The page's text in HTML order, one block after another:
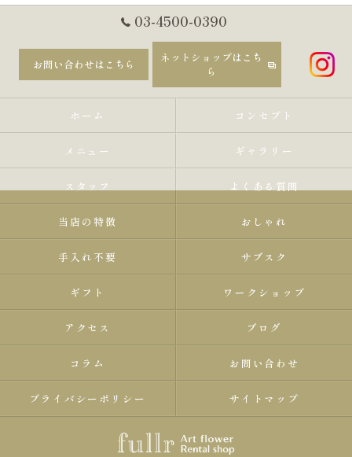
03-4500-0390
お問い合わせはこちら
ネットショップはこち
ら
ホーム コンセプト
メニュー ギャラリー
スタッフ よくある質問
当店の特徴 おしゃれ
手入れ不要 サブスク
ギフト ワークショップ
アクセス ブログ
コラム お問い合わせ
プライバシーポリシー サイトマップ